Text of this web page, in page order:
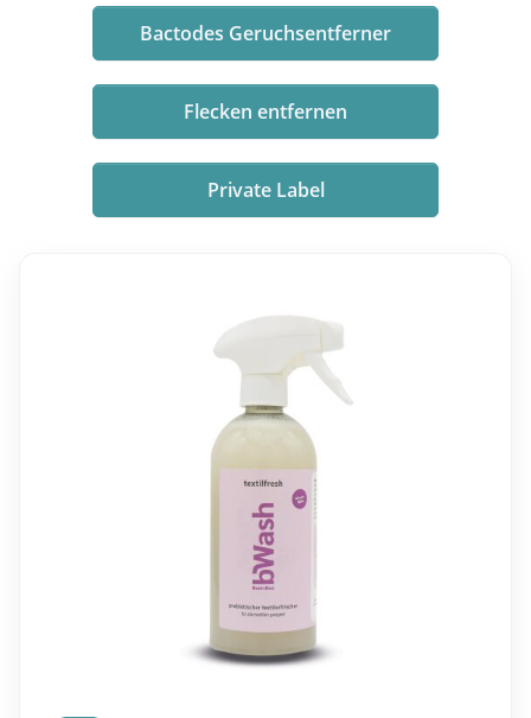
Bactodes Geruchsentferner
Flecken entfernen
Private Label